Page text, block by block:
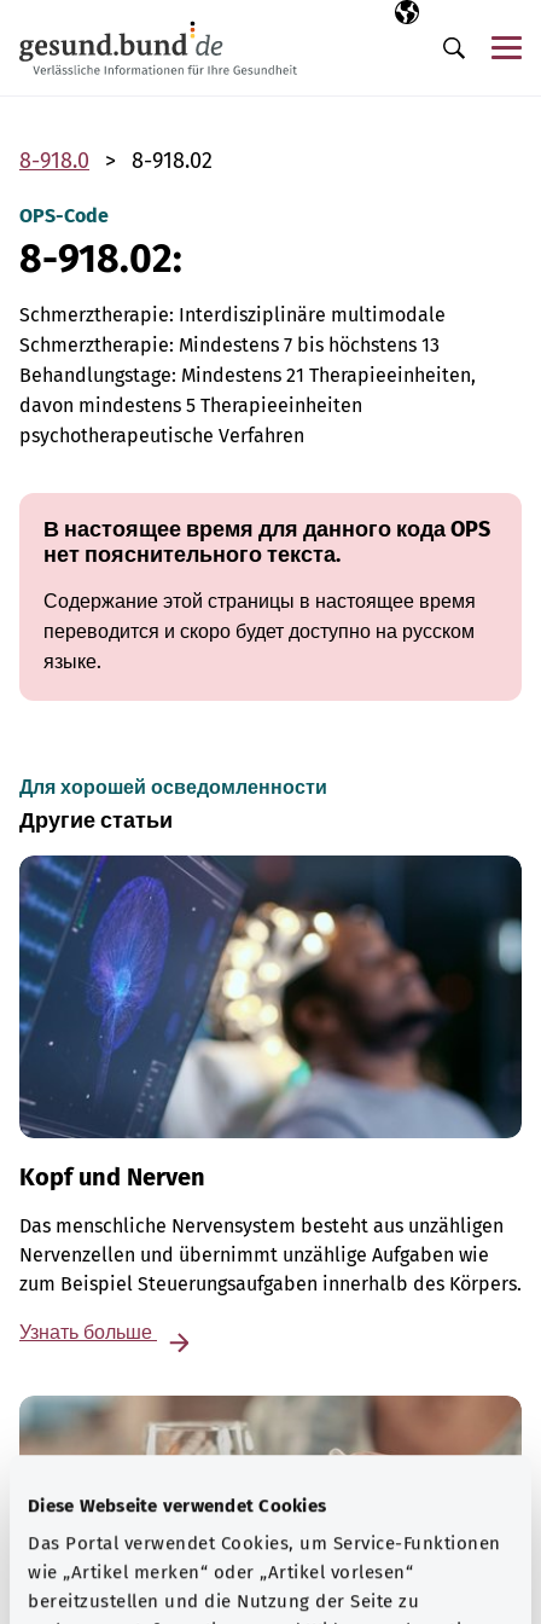
Diese Webseite verwendet Cookies
Das Portal verwendet Cookies, um Service-Funktionen
wie „Artikel merken“ oder „Artikel vorlesen“
bereitzustellen und die Nutzung der Seite zu
Выбранный
RU
Поиск
8-918.0 8-918.02
OPS-Code
8-918.02:
Schmerztherapie: Interdisziplinäre multimodale
Schmerztherapie: Mindestens 7 bis höchstens 13
Behandlungstage: Mindestens 21 Therapieeinheiten,
davon mindestens 5 Therapieeinheiten
psychotherapeutische Verfahren
В настоящее время для данного кода OPS
нет пояснительного текста.
Содержание этой страницы в настоящее время
переводится и скоро будет доступно на русском
языке.
Для хорошей осведомленности
Другие статьи
Kopf und Nerven
Das menschliche Nervensystem besteht aus unzähligen
Nervenzellen und übernimmt unzählige Aufgaben wie
zum Beispiel Steuerungsaufgaben innerhalb des Körpers.
Узнать больше